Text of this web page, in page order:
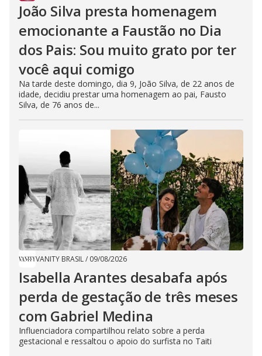
João Silva presta homenagem
emocionante a Faustão no Dia
dos Pais: Sou muito grato por ter
você aqui comigo
Na tarde deste domingo, dia 9, João Silva, de 22 anos de
idade, decidiu prestar uma homenagem ao pai, Fausto
Silva, de 76 anos de...
VANITY BRASIL/ 09/08/2026
Isabella Arantes desabafa após
perda de gestação de três meses
com Gabriel Medina
Influenciadora compartilhou relato sobre a perda
gestacional e ressaltou o apoio do surfista no Taiti